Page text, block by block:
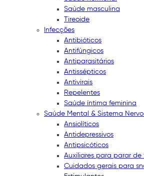
Saúde masculina
Tireoide
Infecções
Antibióticos
Antifúngicos
Antiparasitários
Antissépticos
Antivirais
Repelentes
Saúde íntima feminina
Saúde Mental & Sistema
Ansiolíticos
Antidepressivos
Antipsicóticos
Auxiliares para parar de
Cuidados gerais para